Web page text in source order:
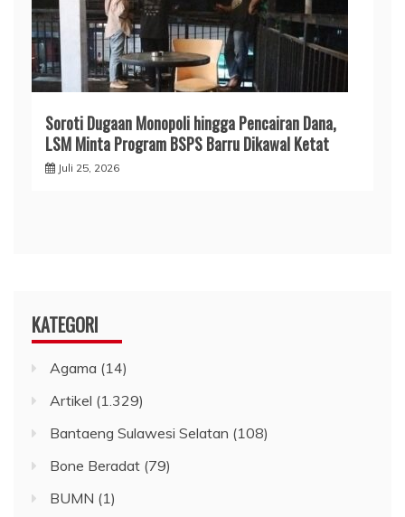
​Soroti Dugaan Monopoli hingga Pencairan Dana,
LSM Minta Program BSPS Barru Dikawal Ketat
Juli 25, 2026
KATEGORI
Agama (14)
Artikel (1.329)
Bantaeng Sulawesi Selatan (108)
Bone Beradat (79)
BUMN (1)